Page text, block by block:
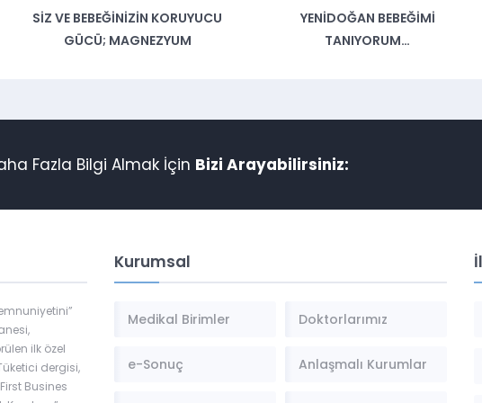
SIZ VE BEBEĞINIZIN KORUYUCU
GÜCÜ; MAGNEZYUM
YENIDOĞAN BEBEĞIMI
TANIYORUM…
Fazla Bilgi Almak İçin Bizi Arayabilirsiniz:
ilk özel
dergisi,
Busines
Kurumsal
Medikal Birimler Doktorlarımız
e-Sonuç Anlaşmalı Kurumlar